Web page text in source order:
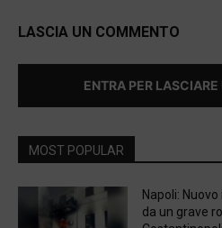
LASCIA UN COMMENTO
ENTRA PER
MOST POPULAR
Napoli:
da un grave